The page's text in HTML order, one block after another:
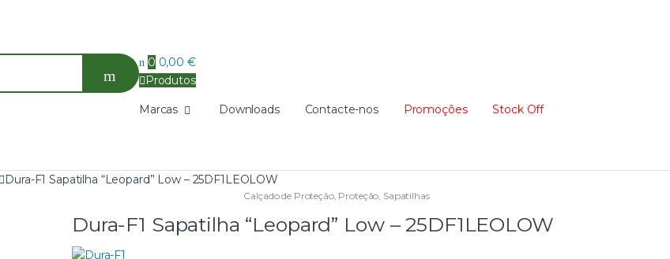
0 0,00 €
Produtos
Marcas Downloads Contacte-nos Promoções Stock Off
Dura-F1 Sapatilha “Leopard” Low – 25DF1LEOLOW
Calçado de Proteção, Proteção Sapatilhas
Dura-F1 Sapatilha “Leopard” Low – 25DF1LEOLOW